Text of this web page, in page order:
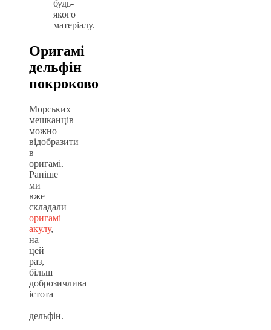
будь-
якого
матеріалу.
Оригамі
дельфін
покроково
Морських
мешканців
можно
відобразити
в
оригамі.
Раніше
ми
вже
складали
оригамі
акулу,
на
цей
раз,
більш
доброзичлива
істота
—
дельфін.